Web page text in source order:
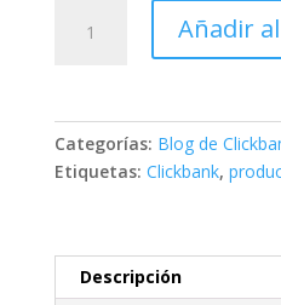
Añadir
Categorías: Blog de
Etiquetas: Clickbank,
Descripción